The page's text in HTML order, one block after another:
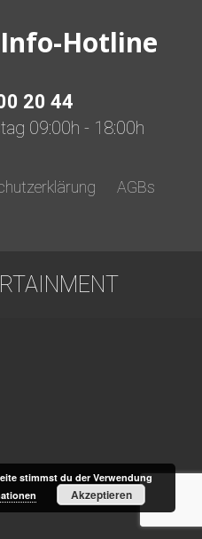
Hotline
20 44
09:00h - 18:00h
AGBs
stimmst du der Verwendung
Akzeptieren